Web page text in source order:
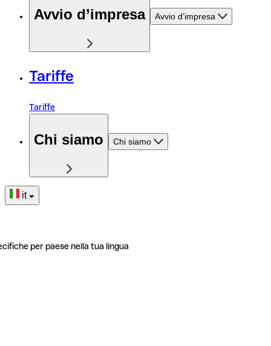
Avvio d’impresa Avvio d’impresa
Tariffe
Tariffe
Chi siamo Chi siamo
it
per paese nella tua lingua